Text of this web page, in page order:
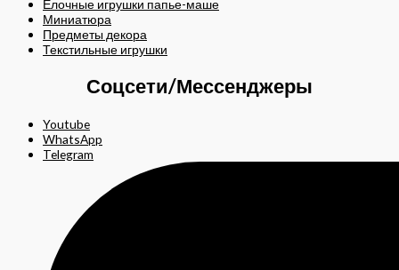
Ёлочные игрушки папье-маше
Миниатюра
Предметы декора
Текстильные игрушки
Соцсети/Мессенджеры
Youtube
WhatsApp
Telegram